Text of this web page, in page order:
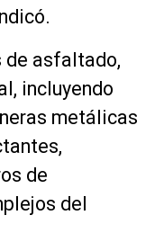
de asfaltado,
incluyendo
metálicas
de
del